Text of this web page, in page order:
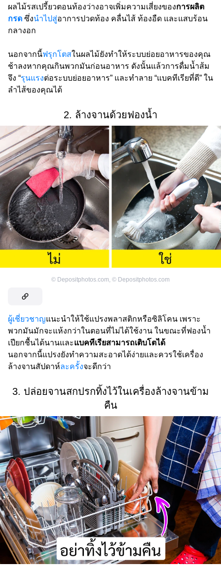
ผลไม้รสเปรี้ยวตอนท้องว่างอาจเพิ่มความเสี่ยงของการผลิต
กรด ซึ่งนำไปสู่อาการปวดท้อง คลื่นไส้ ท้องอืด และแสบร้อน
กลางอก
นอกจากนี้ฟรุกโตสในผลไม้ยังทำให้ระบบย่อยอาหารของคุณ
ช้าลงหากคุณกินพวกมันก่อนอาหาร ดังนั้นแล้วการดื่มน้ำส้ม
จึง “รุนแรงต่อระบบย่อยอาหาร” และทำลาย “แบคทีเรียที่ดี” ใน
ลำไส้ของคุณได้
2. ล้างจานด้วยฟองน้ำ
© Depositphotos.com, © Depositphotos.com
ผู้เชี่ยวชาญแนะนำให้ใช้แปรงพลาสติกหรือซิลิโคน เพราะ
พวกมันมักจะแห้งกว่าในตอนที่ไม่ได้ใช้งาน ในขณะที่ฟองน้ำ
เปียกชื้นได้นานและแบคทีเรียสามารถเติบโตได้
นอกจากนี้แปรงยังทำความสะอาดได้ง่ายและควรใช้เครื่อง
ล้างจานสัปดาห์ละครั้งจะดีกว่า
3. ปล่อยจานสกปรกทิ้งไว้ในเครื่องล้างจานข้าม
คืน